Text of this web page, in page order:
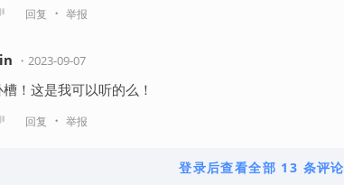
回复 ・ 举报
・ 2023-09-07
！这是我可以听的么！
回复 ・ 举报
登录后查看全部 13 条评论